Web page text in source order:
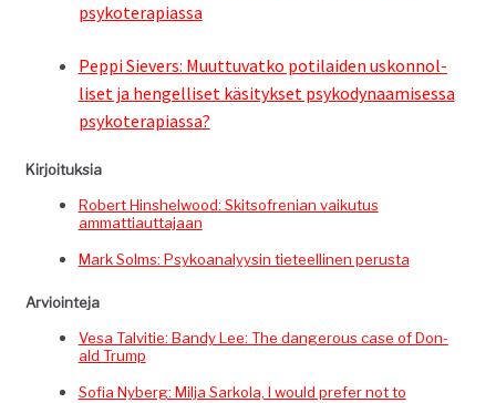
psykoterapiassa
Pep­pi Siev­ers: Muut­tuvatko poti­laiden uskon­nol­
liset ja hen­gel­liset käsi­tyk­set psyko­dy­naamises­sa
psykoterapiassa?
Kir­joituk­sia
Robert Hin­shel­wood: Skit­sofren­ian vaiku­tus
ammattiauttajaan
Mark Solms: Psyko­ana­lyysin tieteelli­nen perusta
Arvioin­te­ja
Vesa Talvi­tie: Bandy Lee: The dan­ger­ous case of Don­
ald Trump
Sofia Nyberg: Mil­ja Sarko­la, I would pre­fer not to